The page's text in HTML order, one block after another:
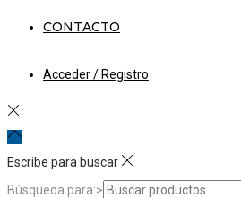
CONTACTO
Acceder / Registro
Escribe para buscar
Búsqueda para:>